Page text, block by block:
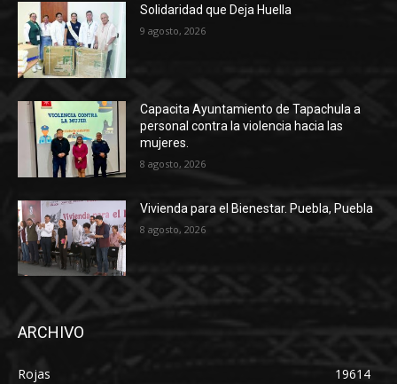
Solidaridad que Deja Huella
9 agosto, 2026
Capacita Ayuntamiento de Tapachula a
personal contra la violencia hacia las
mujeres.
8 agosto, 2026
Vivienda para el Bienestar. Puebla, Puebla
8 agosto, 2026
ARCHIVO
Rojas
19614